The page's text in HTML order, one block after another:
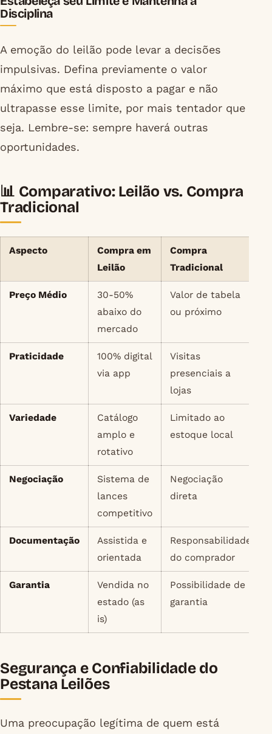
Disciplina
A emoção do leilão pode levar a decisões
impulsivas. Defina previamente o valor
máximo que está disposto a pagar e não
ultrapasse esse limite, por mais tentador que
seja. Lembre-se: sempre haverá outras
oportunidades.
📊 Comparativo: Leilão vs. Compra
Tradicional
Aspecto
Compra em
Leilão
Compra
Tradicional
Preço Médio
30-50%
abaixo do
mercado
Valor de tabela
ou próximo
Praticidade
100% digital
via app
Visitas
presenciais a
lojas
Variedade
Catálogo
amplo e
rotativo
Limitado ao
estoque local
Negociação
Sistema de
lances
competitivo
Negociação
direta
Documentação
Assistida e
orientada
Responsabilidade
do comprador
Garantia
Vendida no
estado (as
is)
Possibilidade de
garantia
Segurança e Confiabilidade do
Pestana Leilões
Uma preocupação legítima de quem está